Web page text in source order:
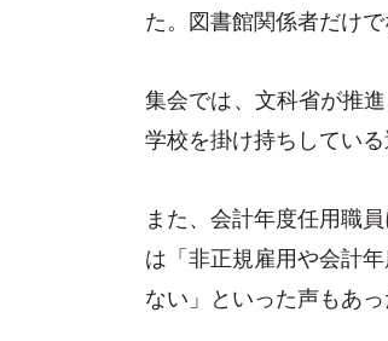
た。図書館関係者だけ
集会では、文科省が推
学校を掛け持ちしてい
また、会計年度任用職
は「非正規雇用や会計
ない」といった声もあっ